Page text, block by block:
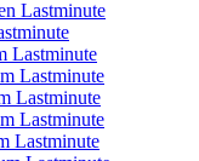
Lastminute
Lastminute
Lastminute
Lastminute
Lastminute
Lastminute